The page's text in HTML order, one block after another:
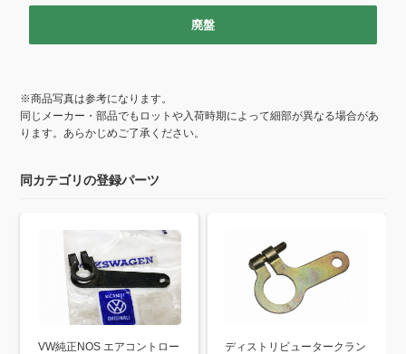
廃盤
※商品写真は参考になります。
同じメーカー・部品でもロットや入荷時期によって細部が異なる場合があ
ります。あらかじめご了承ください。
同カテゴリの登録パーツ
VW純正NOS エアコントロー
ディストリビュータークラン